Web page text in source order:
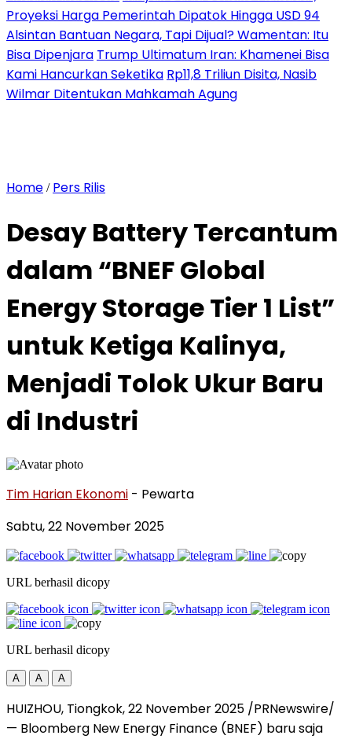
Proyeksi Harga Pemerintah Dipatok Hingga USD 94
Alsintan Bantuan Negara, Tapi Dijual? Wamentan: Itu
Bisa Dipenjara Trump Ultimatum Iran: Khamenei Bisa
Kami Hancurkan Seketika Rp11,8 Triliun Disita, Nasib
Wilmar Ditentukan Mahkamah Agung
Home / Pers Rilis
Desay Battery Tercantum
dalam “BNEF Global
Energy Storage Tier 1 List”
untuk Ketiga Kalinya,
Menjadi Tolok Ukur Baru
di Industri
Tim Harian Ekonomi - Pewarta
Sabtu, 22 November 2025
URL berhasil dicopy
URL berhasil dicopy
A A A
HUIZHOU, Tiongkok,22 November 2025 /PRNewswire/
— Bloomberg New Energy Finance (BNEF) baru saja